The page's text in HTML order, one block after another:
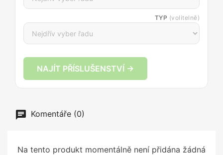
TYP (volitelně)
NAJÍT PŘÍSLUŠENSTVÍ →
Komentáře (0)
Na tento produkt momentálně není přidána žádná